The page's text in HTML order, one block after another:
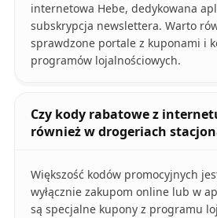
internetowa Hebe, dedykowana
subskrypcja newslettera. Warto
sprawdzone portale z kuponami i
programów lojalnościowych.
Czy kody rabatowe z
również w drogeriach
Większość kodów promocyjnych
wyłącznie zakupom online lub w
są specjalne kupony z programu